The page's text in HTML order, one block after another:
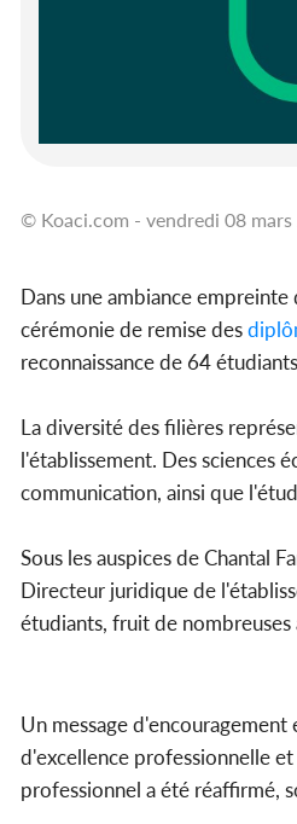
© Koaci.com - vendredi 08
Dans une ambiance
cérémonie de remise des
reconnaissance de 64
La diversité des filières
l'établissement. Des sciences
communication, ainsi que
Sous les auspices de Chantal
Directeur juridique de
étudiants, fruit de
Un message
d'excellence professionnelle
professionnel a été réaffirmé,